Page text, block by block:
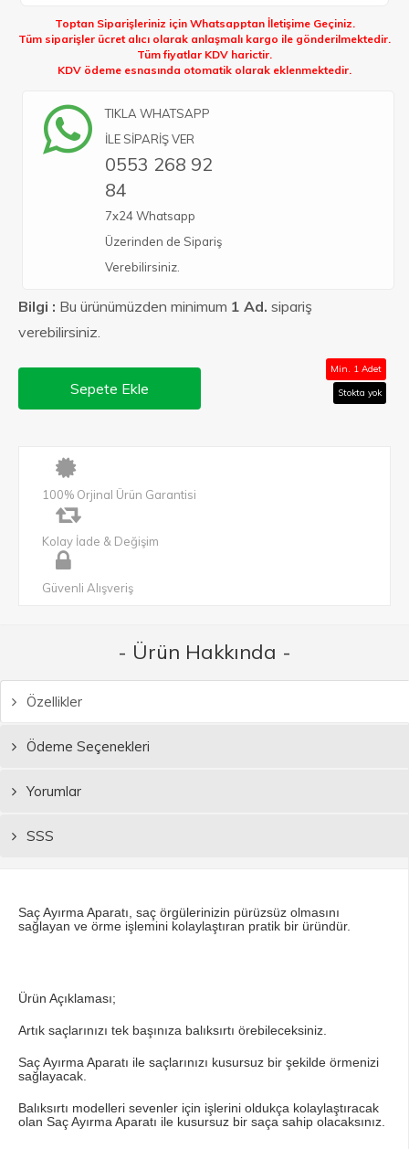
Toptan Siparişleriniz için Whatsapptan İletişime Geçiniz.
Tüm siparişler ücret alıcı olarak anlaşmalı kargo ile gönderilmektedir.
Tüm fiyatlar KDV harictir.
KDV ödeme esnasında otomatik olarak eklenmektedir.
TIKLA WHATSAPP
İLE SİPARİŞ VER
0553 268 92
84
7x24 Whatsapp
Üzerinden de Sipariş
Verebilirsiniz.
Bilgi : Bu ürünümüzden minimum 1 Ad. sipariş
verebilirsiniz.
Sepete Ekle
Min. 1 Adet
Stokta yok
100% Orjinal Ürün Garantisi
Kolay İade & Değişim
Güvenli Alışveriş
- Ürün Hakkında -
Özellikler
Ödeme Seçenekleri
Yorumlar
SSS
Saç Ayırma Aparatı, saç örgülerinizin pürüzsüz olmasını
sağlayan ve örme işlemini kolaylaştıran pratik bir üründür.
Ürün Açıklaması;
Artık saçlarınızı tek başınıza balıksırtı örebileceksiniz.
Saç Ayırma Aparatı ile saçlarınızı kusursuz bir şekilde örmenizi
sağlayacak.
Balıksırtı modelleri sevenler için işlerini oldukça kolaylaştıracak
olan Saç Ayırma Aparatı ile kusursuz bir saça sahip olacaksınız.